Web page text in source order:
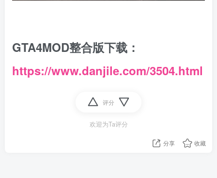
GTA4MOD整合版下载：
https://www.danjile.com/3504.html
评分
欢迎为Ta评分
分享 收藏